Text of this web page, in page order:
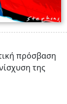
πρόσβαση
της